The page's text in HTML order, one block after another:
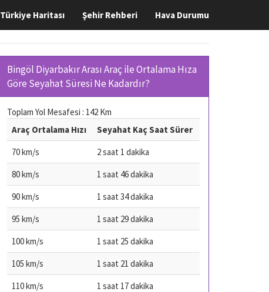
Türkiye Haritası Şehir Rehberi Hava Durumu
Bingöl Diyarbakır Arası Araç ile Ortalama Hıza
Göre Seyahat Süresi Ne Kadardır?
Toplam Yol Mesafesi : 142 Km
Araç Ortalama Hızı
Seyahat Kaç Saat Sürer
70 km/s
2 saat 1 dakika
80 km/s
1 saat 46 dakika
90 km/s
1 saat 34 dakika
95 km/s
1 saat 29 dakika
100 km/s
1 saat 25 dakika
105 km/s
1 saat 21 dakika
110 km/s
1 saat 17 dakika